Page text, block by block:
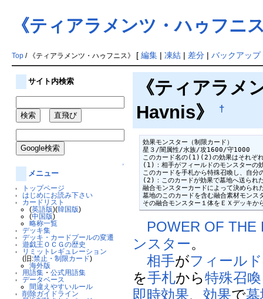
《ティアラメンツ・ハゥフニ
Top/ 《ティアラメンツ・ハゥフニス》 [ 編集| 凍結| 差分| バックアップ
サイト内検索
↑
メニュー
トップページ
はじめにお読み下さい
カードリスト
(英語版)(韓国版)
(中国版)
略称一覧
デッキ集
デッキ・カードプールの変遷
遊戯王ＯＣＧの歴史
リミットレギュレーション
(旧:禁止・制限カード)
海外版
用語集 ・公式用語集
データベース
間違えやすいルール
削除ガイドライン
《ティアラメ
Havnis》
†
効果モンスター（制限カード）
星３/闇属性/水族/攻1600/守1000
このカード名の(1)(2)の効果はそれぞ
(1)：相手がフィールドのモンスターの
このカードを手札から特殊召喚し、自
(2)：このカードが効果で墓地へ送られ
融合モンスターカードによって決められ
墓地のこのカードを含む融合素材モンス
その融合モンスター１体をＥＸデッキか
POWER OF THE
ンスター。
相手がフィールド
を手札から特殊召喚
即時効果、効果で